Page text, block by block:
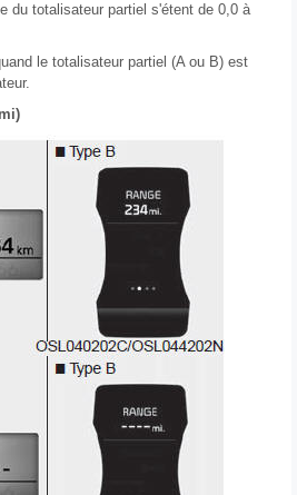
du totalisateur partiel s'étent de 0,0 à
le totalisateur partiel (A ou B) est